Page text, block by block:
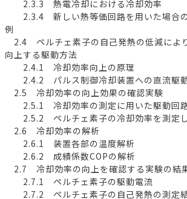
2.3.3 熱電冷却における冷却効率
2.3.4 新しい熱等価回路を用いた場合の
例
2.4 ペルチェ素子の自己発熱の低減によ
向上する駆動方法
2.4.1 冷却効率向上の原理
2.4.2 パルス制御冷却装置への直流駆
2.5 冷却効率の向上効果の確認実験
2.5.1 冷却効率の測定に用いた駆動回
2.5.2 ペルチェ素子の冷却効率を測定
2.6 冷却効率の解析
2.6.1 装置各部の温度解析
2.6.2 成績係数COPの解析
2.7 冷却効率の向上を確認する実験の結
2.7.1 ペルチェ素子の駆動電流
2.7.2 ペルチェ素子の自己発熱の測定